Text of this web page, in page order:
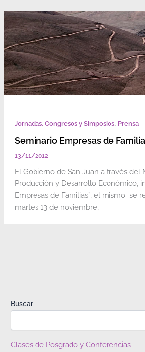
Jornadas, Congresos y Simposios, Prensa
Seminario Empresas de
13/11/2012
El Gobierno de San Juan a través del
Producción y Desarrollo Económico,
Empresas de Familias”, el mismo se
martes 13 de noviembre,
Buscar
Clases de Posgrado y Conferencias